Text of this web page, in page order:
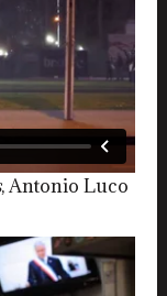
, Antonio Luco